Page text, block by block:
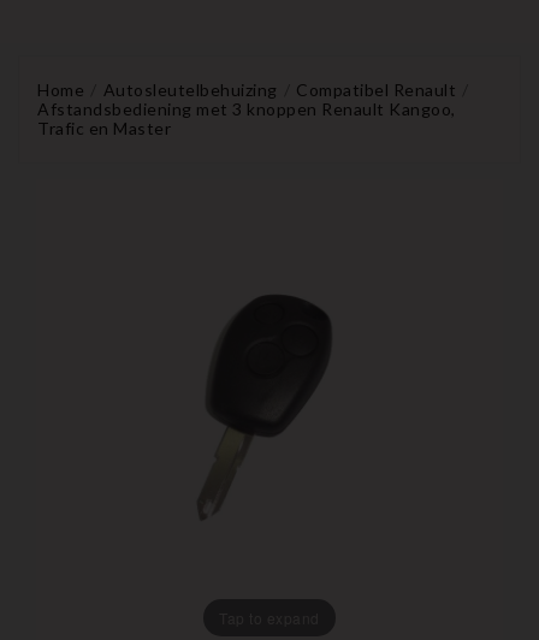
Home Autosleutelbehuizing
Compatibel Renault
Afstandsbediening met 3 knoppen Renault Kangoo,
Trafic en Master